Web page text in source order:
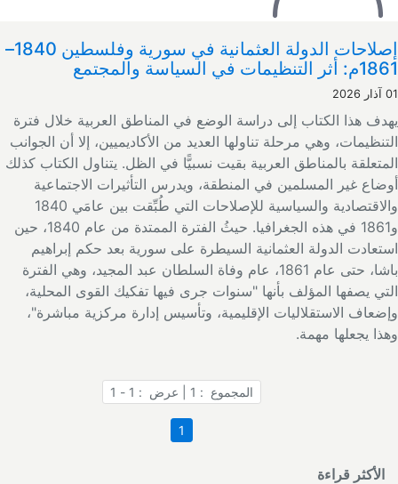
إصلاحات الدولة العثمانية في سورية وفلسطين 1840–
في السياسة والمجتمع
هذا الكتاب إلى دراسة الوضع في المناطق العربية خلال فترة
وهي مرحلة تناولها العديد من الأكاديميين، إلا أن الجوانب
بالمناطق العربية بقيت نسبيًّا في الظل. يتناول الكتاب كذلك
غير المسلمين في المنطقة، ويدرس التأثيرات الاجتماعية
والاقتصادية والسياسية للإصلاحات التي طُبِّقت بين عامَي 1840
و1861 في هذه الجغرافيا. حيثُ الفترة الممتدة من عام 1840، حين
الدولة العثمانية السيطرة على سورية بعد حكم إبراهيم
باشا، حتى عام 1861، عام وفاة السلطان عبد المجيد، وهي الفترة
يصفها المؤلف بأنها "سنوات جرى فيها تفكيك القوى المحلية،
الاستقلاليات الإقليمية، وتأسيس إدارة مركزية مباشرة"،
يجعلها مهمة.
المجموع : 1 | عرض : 1 - 1
الأكثر قراءة